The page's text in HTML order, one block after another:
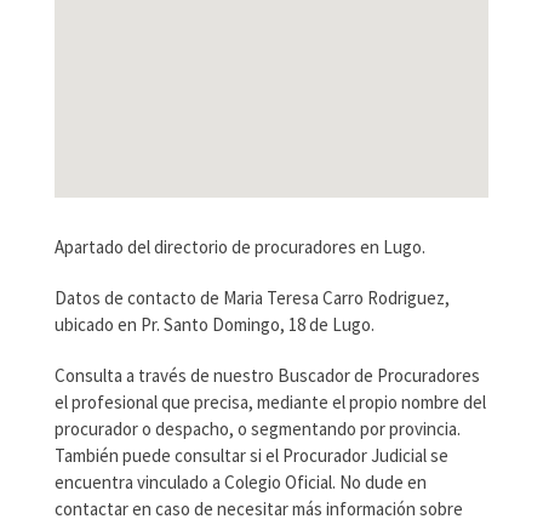
Apartado del directorio de procuradores en Lugo.
Datos de contacto de Maria Teresa Carro Rodriguez,
ubicado en Pr. Santo Domingo, 18 de Lugo.
Consulta a través de nuestro Buscador de Procuradores
el profesional que precisa, mediante el propio nombre del
procurador o despacho, o segmentando por provincia.
También puede consultar si el Procurador Judicial se
encuentra vinculado a Colegio Oficial. No dude en
contactar en caso de necesitar más información sobre